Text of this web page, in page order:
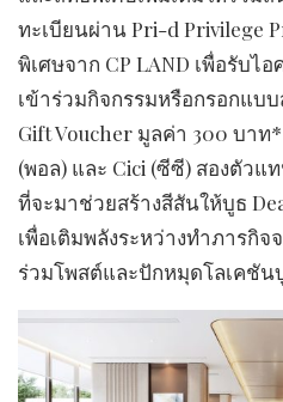
ทะเบียนผ่าน Pri-d Privilege
พิเศษจาก CP LAND เพื่อรับไ
เข้าร่วมกิจกรรมหรือกรอกแบ
Gift Voucher มูลค่า 300 บาท
(พอล) และ Cici (ซีซี) สองตัวแ
ที่จะมาช่วยสร้างสีสันให้บูธ
เพื่อเติมพลังระหว่างทำภารกิจ
ร่วมโพสต์และปักหมุดโลเคชัน